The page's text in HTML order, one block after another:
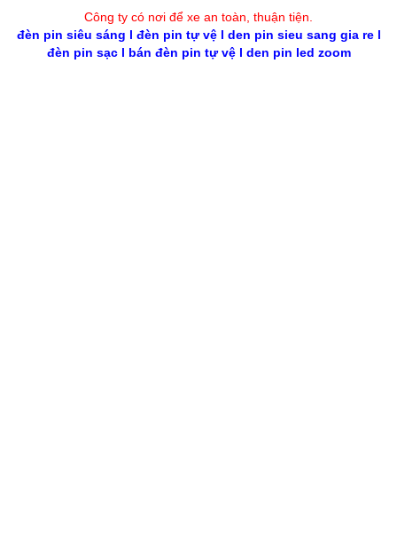
Công ty có nơi để xe an toàn, thuận tiện
đèn pin siêu sáng l đèn pin tự vệl den pin sieu sang gia rel
đèn pin sạcl bán đèn pin tự vệl den pin led zoom